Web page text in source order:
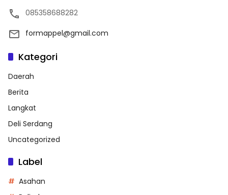
085358688282
formappel@gmail.com
Kategori
Daerah
Berita
Langkat
Deli Serdang
Uncategorized
Label
Asahan